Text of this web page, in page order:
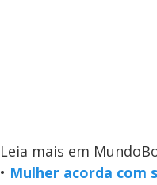
Leia mais em
• Mulher acorda com